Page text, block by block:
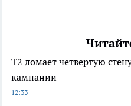
Т2 ломает четвертую
кампании
12:33